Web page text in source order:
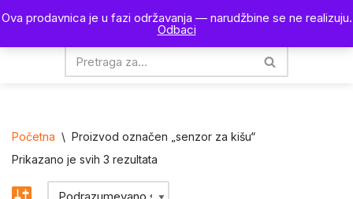
Ova prodavnica je u fazi održavanja — narudžbine se ne realizuju.
Odbaci
na
0
Početna \ Proizvod označen „senzor za kišu“
Prikazano je svih 3 rezultata